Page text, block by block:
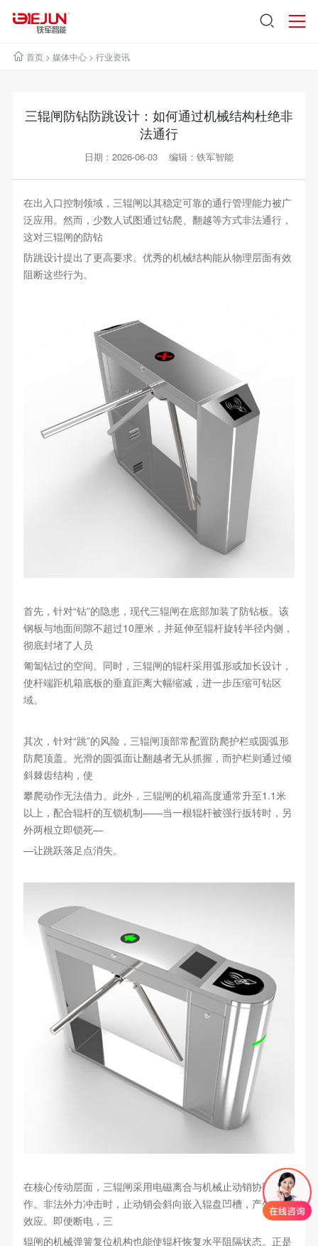
首页> 媒体中心> 行业资讯
三辊闸防钻防跳设计：如何通过机械结构杜绝非
法通行
日期：2026-06-03 编辑：铁军智能
在出入口控制领域，三辊闸以其稳定可靠的通行管理能力被广
泛应用。然而，少数人试图通过钻爬、翻越等方式非法通行，
这对三辊闸的防钻
防跳设计提出了更高要求。优秀的机械结构能从物理层面有效
阻断这些行为。
首先，针对“钻”的隐患，现代三辊闸在底部加装了防钻板。该
钢板与地面间隙不超过10厘米，并延伸至辊杆旋转半径内侧，
彻底封堵了人员
匍匐钻过的空间。同时，三辊闸的辊杆采用弧形或加长设计，
使杆端距机箱底板的垂直距离大幅缩减，进一步压缩可钻区
域。
其次，针对“跳”的风险，三辊闸顶部常配置防爬护栏或圆弧形
防爬顶盖。光滑的圆弧面让翻越者无从抓握，而护栏则通过倾
斜棘齿结构，使
攀爬动作无法借力。此外，三辊闸的机箱高度通常升至1.1米
以上，配合辊杆的互锁机制——当一根辊杆被强行扳转时，另
外两根立即锁死—
—让跳跃落足点消失。
在核心传动层面，三辊闸采用电磁离合与机械止动销协同工
作。非法外力冲击时，止动销会斜向嵌入辊盘凹槽，产生自锁
效应。即便断电，三
辊闸的机械弹簧复位机构也能使辊杆恢复水平阻隔状态。正是